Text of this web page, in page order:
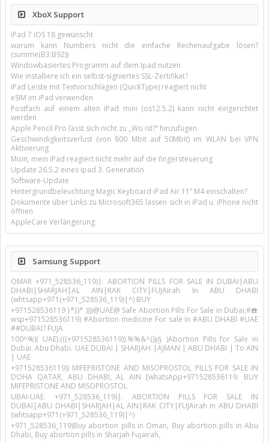
XboX Support
iPad 7 iOS 18 gewünscht
warum kann Numbers nicht die einfache Rechenaufgabe lösen?
(summe(B3:B92))
Windowbasiertes Programm auf dem Ipad nutzen
Wie installiere ich ein selbst-signiertes SSL-Zertifikat?
iPad Leiste mit Textvorschlägen (QuickType) reagiert nicht
eSIM im iPad verwenden
Postfach auf einem alten iPad mini (os12.5.2) kann nicht eingerichtet
werden
Apple Pencil Pro lässt sich nicht zu „Wo ist?“ hinzufügen
Geschwindigkeitsverlust (von 800 Mbit auf 50Mbit) im WLAN bei VPN
Aktivierung
Moin, mein iPad reagiert nicht mehr auf die fingersteuerung
Update 26.5.2 eines ipad 3. Generation
Software-Update
Hintergrundbeleuchtung Magic Keyboard iPad Air 11’’ M4 einschalten?
Dokumente über Links zu Microsoft365 lassen sich in iPad u. iPhone nicht
öffnen
AppleCare Verlängerung
Samsung Support
OMAR +971_528536_119)|. ABORTION PILLS FOR SALE IN DUBAI|ABU
DHABI|SHARJAH|AL AIN|RAK CITY|FUJAirah In ABU DHABI
(whtsapp+971(+971_528536_119)|^) BUY
+971528536119 }*})* ))))@UAE@ Safe Abortion Pills For Sale in Dubai,#☎️
wsp+971528536119) #Abortion medicine For sale in #ABU DHABI #UAE
##DUBAI? FUJA
100^%)( UAE).(((+971528536119)).%%&^())௹ )Abortion Pills for Sale in
Dubai. Abu Dhabi. UAE DUBAI | SHARJAH |AJMAN | ABU DHABI | To AIN
| UAE
+971528536119)) MIFEPRISTONE AND MISOPROSTOL PILLS FOR SALE IN
DOHA QATAR, ABU DHABI, AL AIN [whatsApp+971528536119. BUY
MIFEPRISTONE AND MISOPROSTOL
UBAI-UAE. +971_528536_119)|. ABORTION PILLS FOR SALE IN
DUBAI|ABU DHABI|SHARJAH|AL AIN|RAK CITY|FUJAirah In ABU DHABI
(whtsapp+971(+971_528536_119)|^)
+971_528536_119)Buy abortion pills in Oman, Buy abortion pills in Abu
Dhabi, Buy abortion pills in Sharjah Fujairah,